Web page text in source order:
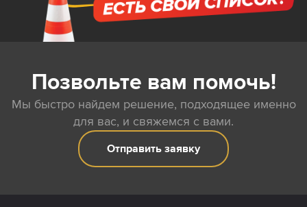
Позвольте вам помочь!
Мы быстро найдем решение, подходящее именно
для вас, и свяжемся с вами.
Отправить заявку